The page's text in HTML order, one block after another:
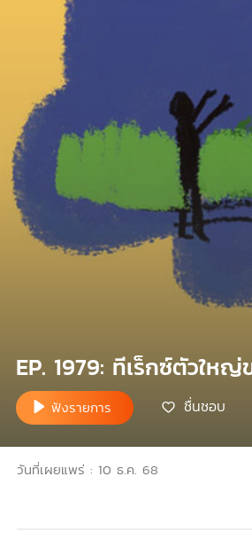
EP. 1979: ทีเร็กซ์ตัวใหญ่
ฟังรายการ ชื่นชอบ
วันที่เผยแพร่ : 10 ธ.ค. 68